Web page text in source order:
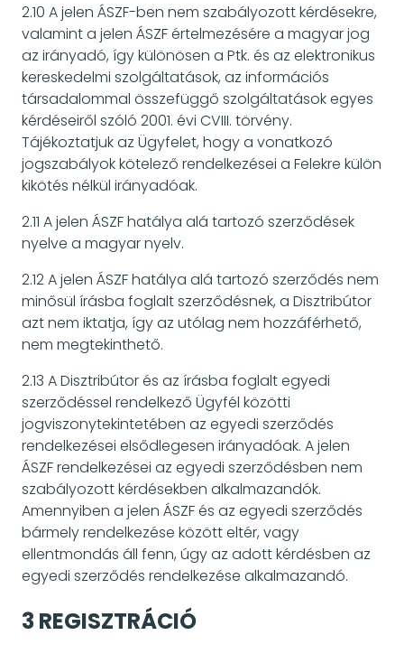
2.10 A jelen ÁSZF-ben nem szabályozott kérdésekre,
valamint a jelen ÁSZF értelmezésére a magyar jog
az irányadó, így különösen a Ptk. és az elektronikus
kereskedelmi szolgáltatások, az információs
társadalommal összefüggő szolgáltatások egyes
kérdéseiről szóló 2001. évi CVIII. törvény.
Tájékoztatjuk az Ügyfelet, hogy a vonatkozó
jogszabályok kötelező rendelkezései a Felekre külön
kikötés nélkül irányadóak.
2.11 A jelen ÁSZF hatálya alá tartozó szerződések
nyelve a magyar nyelv.
2.12 A jelen ÁSZF hatálya alá tartozó szerződés nem
minősül írásba foglalt szerződésnek, a Disztribútor
azt nem iktatja, így az utólag nem hozzáférhető,
nem megtekinthető.
2.13 A Disztribútor és az írásba foglalt egyedi
szerződéssel rendelkező Ügyfél közötti
jogviszonytekintetében az egyedi szerződés
rendelkezései elsődlegesen irányadóak. A jelen
ÁSZF rendelkezései az egyedi szerződésben nem
szabályozott kérdésekben alkalmazandók.
Amennyiben a jelen ÁSZF és az egyedi szerződés
bármely rendelkezése között eltér, vagy
ellentmondás áll fenn, úgy az adott kérdésben az
egyedi szerződés rendelkezése alkalmazandó.
3 REGISZTRÁCIÓ